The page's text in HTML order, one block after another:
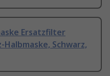
Ersatzfilter
Schwarz,